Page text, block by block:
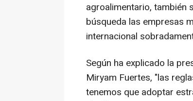
agroalimentario, también
búsqueda las empresas
internacional
Según ha explicado la
Miryam Fuertes, "las
tenemos que adoptar